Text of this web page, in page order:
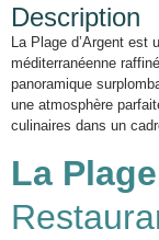
Description
La Plage d’Argent
méditerranéenne
panoramique
une atmosphère
culinaires dans un
La